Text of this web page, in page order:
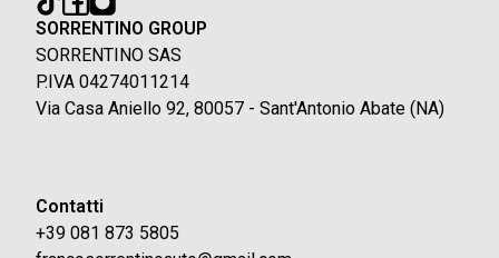
SORRENTINO GROUP
SORRENTINO SAS
P.IVA 04274011214
Via Casa Aniello 92, 80057 - Sant'Antonio Abate (NA)
Contatti
+39 081 873 5805